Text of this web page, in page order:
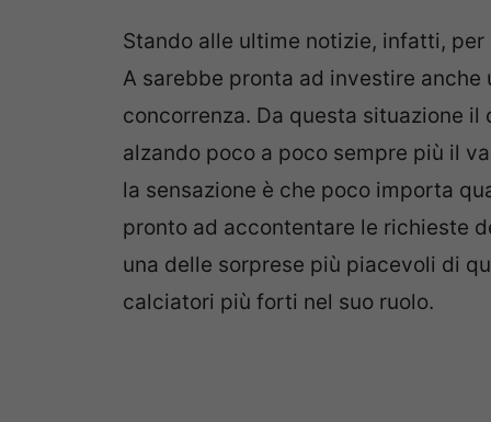
Stando alle ultime notizie, infatti, per
A sarebbe pronta ad investire
concorrenza. Da questa situazione
alzando poco a poco sempre più il
la sensazione è che poco importa
pronto ad accontentare le richieste
una delle sorprese più piacevoli di
calciatori più forti nel suo ruolo.